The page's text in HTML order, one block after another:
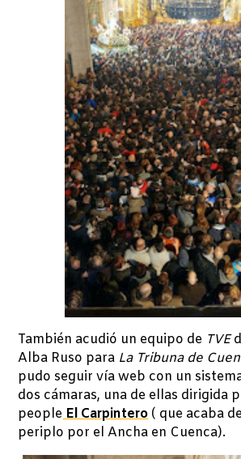
También acudió un equipo de TVE
Alba Ruso para La Tribuna de
pudo seguir vía web con un
dos cámaras, una de ellas dirigida
people El Carpintero ( que acaba
periplo por el Ancha en Cuenca).